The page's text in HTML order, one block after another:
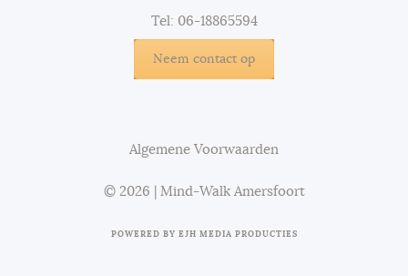
Tel: 06-18865594
Neem contact op
Algemene Voorwaarden
© 2026 | Mind-Walk Amersfoort
POWERED BY EJH MEDIA PRODUCTIES